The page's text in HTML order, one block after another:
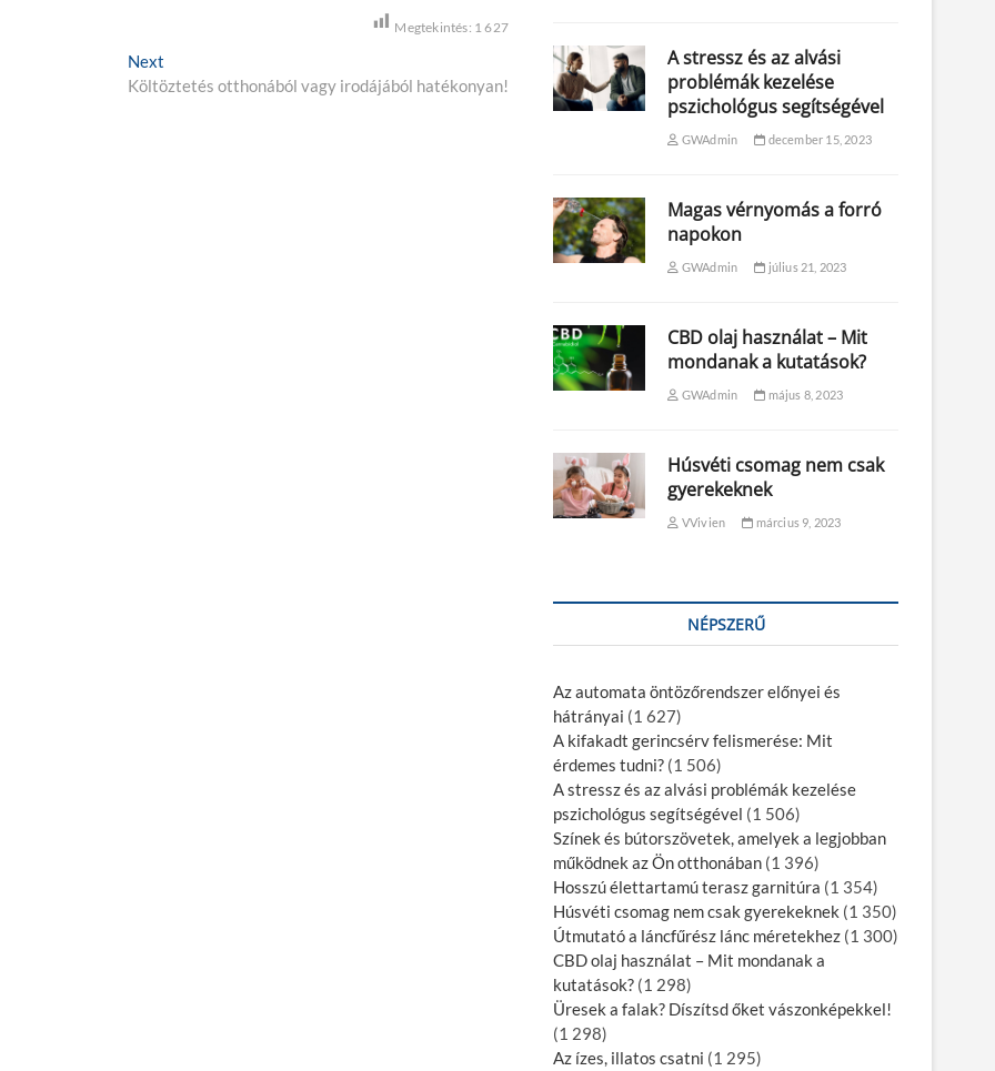
Megtekintés: 1 627
Next
e
Költöztetés otthonából vagy irodájából hatékonyan!
A stressz és az alvási
problémák kezelése
pszichológus segítségével
GWAdmin december 15, 2023
Magas vérnyomás a forró
napokon
GWAdmin július 21, 2023
CBD olaj használat – Mit
mondanak a kutatások?
GWAdmin május 8, 2023
Húsvéti csomag nem csak
gyerekeknek
VVivien március 9, 2023
NÉPSZERŰ
Az automata öntözőrendszer előnyei és
hátrányai (1 627)
A kifakadt gerincsérv felismerése: Mit
érdemes tudni? (1 506)
A stressz és az alvási problémák kezelése
pszichológus segítségével (1 506)
Színek és bútorszövetek, amelyek a legjobban
működnek az Ön otthonában (1 396)
Hosszú élettartamú terasz garnitúra (1 354)
Húsvéti csomag nem csak gyerekeknek (1 350)
Útmutató a láncfűrész lánc méretekhez (1 300)
CBD olaj használat – Mit mondanak a
kutatások? (1 298)
Üresek a falak? Díszítsd őket vászonképekkel!
(1 298)
Az ízes, illatos csatni (1 295)